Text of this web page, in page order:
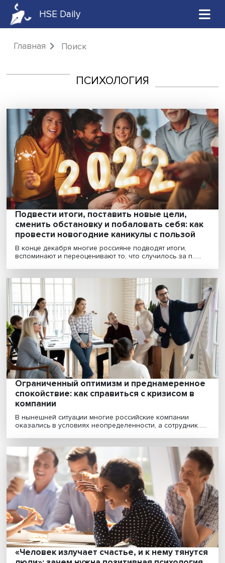
HSE Daily
Главная
Подвести итоги, поставить новые цели,
сменить обстановку и побаловать себя:
провести новогодние каникулы с пользой
В конце декабря многие россияне подводят итоги,
вспоминают и переоценивают то, что случилось за
Ограниченный оптимизм и
спокойствие: как справиться с кризисом в
компании
В нынешней ситуации многие российские компании
оказались в условиях неопределенности, а